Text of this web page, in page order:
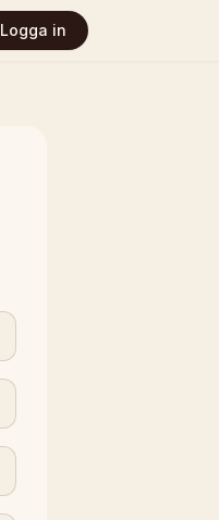
Logga in